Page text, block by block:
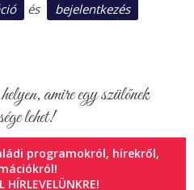
és
bejelentkezés
amire egy szülőnek
lehet!
programokról, hírekről,
HÍRLEVELÜNKRE!